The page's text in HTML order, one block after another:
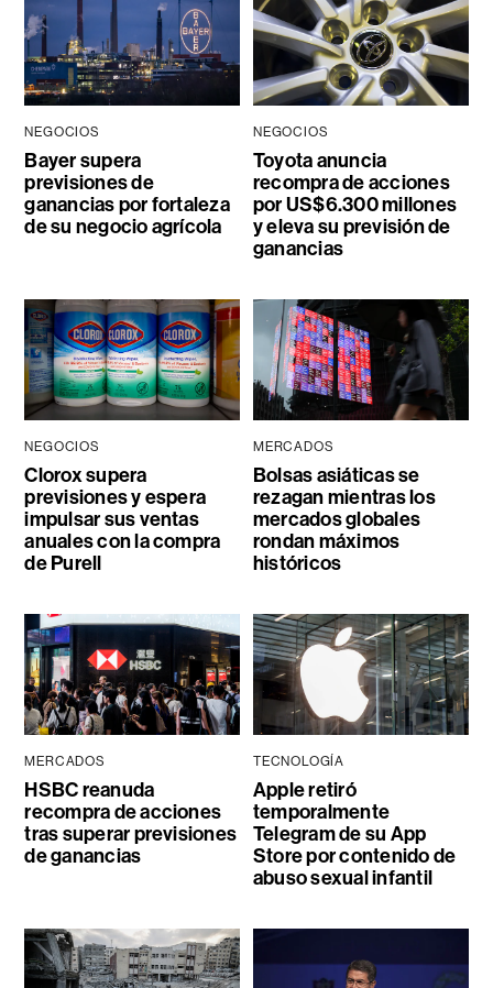
NEGOCIOS
Bayer supera
previsiones de
ganancias por fortaleza
de su negocio agrícola
NEGOCIOS
Toyota anuncia
recompra de acciones
por US$6.300 millones
y eleva su previsión de
ganancias
NEGOCIOS
Clorox supera
previsiones y espera
impulsar sus ventas
anuales con la compra
de Purell
MERCADOS
Bolsas asiáticas se
rezagan mientras los
mercados globales
rondan máximos
históricos
MERCADOS
HSBC reanuda
recompra de acciones
tras superar previsiones
de ganancias
TECNOLOGÍA
Apple retiró
temporalmente
Telegram de su App
Store por contenido de
abuso sexual infantil